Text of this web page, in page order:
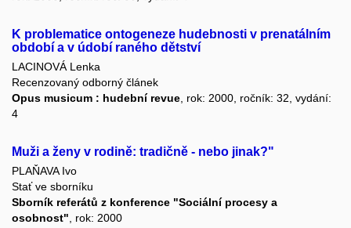
K problematice ontogeneze hudebnosti v prenatálním
období a v údobí raného dětství
LACINOVÁ Lenka
Recenzovaný odborný článek
Opus musicum : hudební revue , rok: 2000, ročník: 32, vydání:
4
Muži a ženy v rodině: tradičně - nebo jinak?"
PLAŇAVA Ivo
Stať ve sborníku
Sborník referátů z konference "Sociální procesy a
osobnost" , rok: 2000